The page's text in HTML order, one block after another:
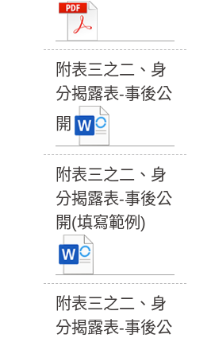
附表三之二、身
分揭露表-事後公
開
附表三之二、身
分揭露表-事後公
開(填寫範例)
附表三之二、身
分揭露表-事後公